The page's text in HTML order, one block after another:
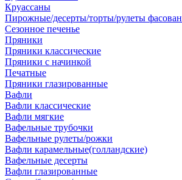
Круассаны
Пирожные/десерты/торты/рулеты
Сезонное печенье
Пряники
Пряники классические
Пряники с начинкой
Печатные
Пряники глазированные
Вафли
Вафли классические
Вафли мягкие
Вафельные трубочки
Вафельные рулеты/рожки
Вафли карамельные(голландские)
Вафельные десерты
Вафли глазированные